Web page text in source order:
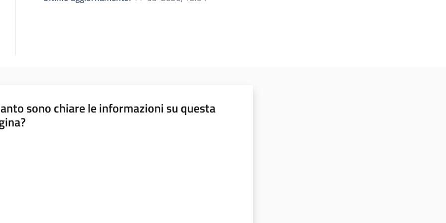
sono chiare le informazioni su questa